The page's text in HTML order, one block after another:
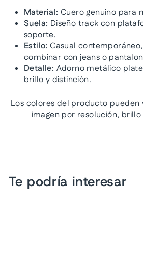
Material: Cuero genuino para
Suela: Diseño track con
soporte.
Estilo: Casual
combinar con jeans o
Detalle: Adorno metálico
brillo y distinción.
Los colores del producto pueden
imagen por resolución,
Te podría interesar